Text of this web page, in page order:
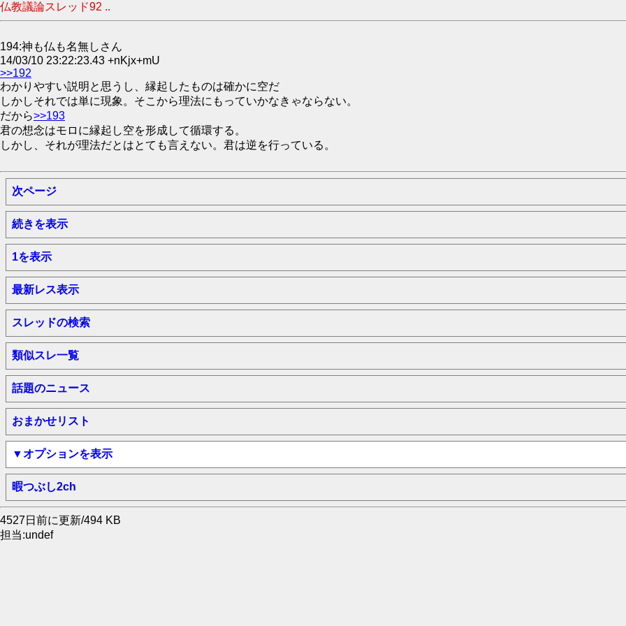
仏教議論スレッド92 ..
194:神も仏も名無しさん
14/03/10 23:22:23.43 +nKjx+mU
>>192
わかりやすい説明と思うし、縁起したものは確かに空だ
しかしそれでは単に現象。そこから理法にもっていかなきゃならない。
だから>>193
君の想念はモロに縁起し空を形成して循環する。
しかし、それが理法だとはとても言えない。君は逆を行っている。
次ページ
続きを表示
1を表示
最新レス表示
スレッドの検索
類似スレ一覧
話題のニュース
おまかせリスト
▼オプションを表示
暇つぶし2ch
4527日前に更新/494 KB
担当:undef